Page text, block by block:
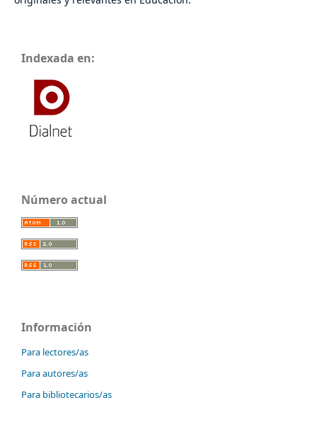
Indexada en:
Número actual
Información
Para lectores/as
Para autores/as
Para bibliotecarios/as